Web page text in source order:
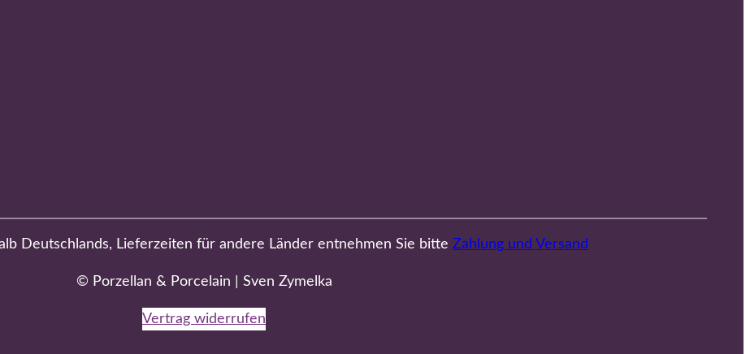
Deutschlands, Lieferzeiten für andere Länder entnehmen Sie bitte Zahlung und Versand
© Porzellan & Porcelain | Sven Zymelka
Vertrag widerrufen